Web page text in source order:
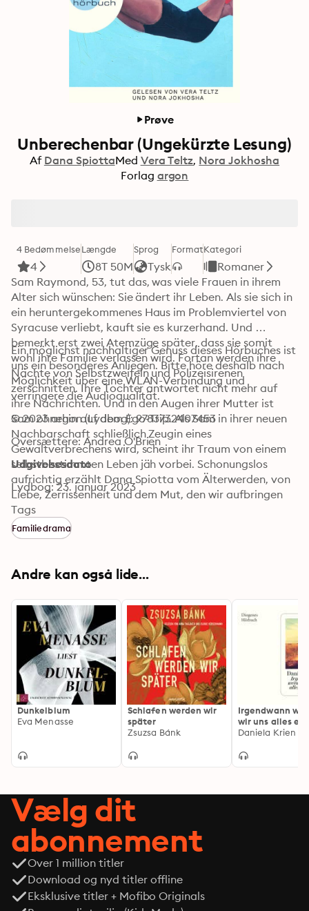
Prøve
Unberechenbar (Ungekürzte Lesung)
Af Dana SpiottaMed Vera Teltz Nora Jokhosha
Forlag argon
4 Bedømmelse
4
Længde
8T 50M
Sprog
Tysk
FormatKategori
Romaner
Sam Raymond, 53, tut das, was viele Frauen in ihrem
Alter sich wünschen: Sie ändert ihr Leben. Als sie sich in
ein heruntergekommenes Haus im Problemviertel von
Syracuse verliebt, kauft sie es kurzerhand. Und
bemerkt erst zwei Atemzüge später, dass sie somit
wohl ihre Familie verlassen wird. Fortan werden ihre
Nächte von Selbstzweifeln und Polizeisirenen
zerschnitten. Ihre Tochter antwortet nicht mehr auf
ihre Nachrichten. Und in den Augen ihrer Mutter ist
Sam ohnehin auf dem Ego-Trip. Als Sam in ihrer neuen
Nachbarschaft schließlich Zeugin eines
Gewaltverbrechens wird, scheint ihr Traum von einem
selbstbestimmten Leben jäh vorbei. Schonungslos
aufrichtig erzählt Dana Spiotta vom Älterwerden, von
Liebe, Zerrissenheit und dem Mut, den wir aufbringen
müssen, um miteinander in echte Verbindung zu treten.
Ein möglichst nachhaltiger Genuss dieses Hörbuches ist
uns ein besonderes Anliegen. Bitte höre deshalb nach
Möglichkeit über eine WLAN-Verbindung und
verringere die Audioqualität.
© 2023 argon (Lydbog): 9783732407453
Oversættere: Andrea O'Brien
Udgivelsesdato
Lydbog: 23. januar 2023
Tags
Familiedrama
Andre kan også lide...
Dunkelblum
Eva Menasse
Schlafen werden wir
später
Zsuzsa Bánk
Irgendwann
wir uns alles
(Ungekürzt)
Daniela Krien
Vælg dit
abonnement
Over 1 million titler
Download og nyd titler offline
Eksklusive titler + Mofibo Originals